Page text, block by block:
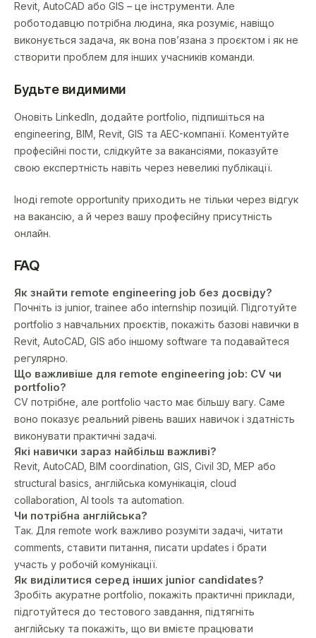
Revit, AutoCAD або GIS – це інструменти. Але
роботодавцю потрібна людина, яка розуміє, навіщо
виконується задача, як вона пов’язана з проєктом і як не
створити проблем для інших учасників команди.
Будьте видимими
Оновіть LinkedIn, додайте portfolio, підпишіться на
engineering, BIM, Revit, GIS та AEC-компанії. Коментуйте
професійні пости, слідкуйте за вакансіями, показуйте
свою експертність навіть через невеликі публікації.
Іноді remote opportunity приходить не тільки через відгук
на вакансію, а й через вашу професійну присутність
онлайн.
FAQ
Як знайти remote engineering job без досвіду?
Почніть із junior, trainee або internship позицій. Підготуйте
portfolio з навчальних проєктів, покажіть базові навички в
Revit, AutoCAD, GIS або іншому software та подавайтеся
регулярно.
Що важливіше для remote engineering job: CV чи
portfolio?
CV потрібне, але portfolio часто має більшу вагу. Саме
воно показує реальний рівень ваших навичок і здатність
виконувати практичні задачі.
Які навички зараз найбільш важливі?
Revit, AutoCAD, BIM coordination, GIS, Civil 3D, MEP або
structural basics, англійська комунікація, cloud
collaboration, AI tools та automation.
Чи потрібна англійська?
Так. Для remote work важливо розуміти задачі, читати
comments, ставити питання, писати updates і брати
участь у робочій комунікації.
Як виділитися серед інших junior candidates?
Зробіть акуратне portfolio, покажіть практичні приклади,
підготуйтеся до тестового завдання, підтягніть
англійську та покажіть, що ви вмієте працювати